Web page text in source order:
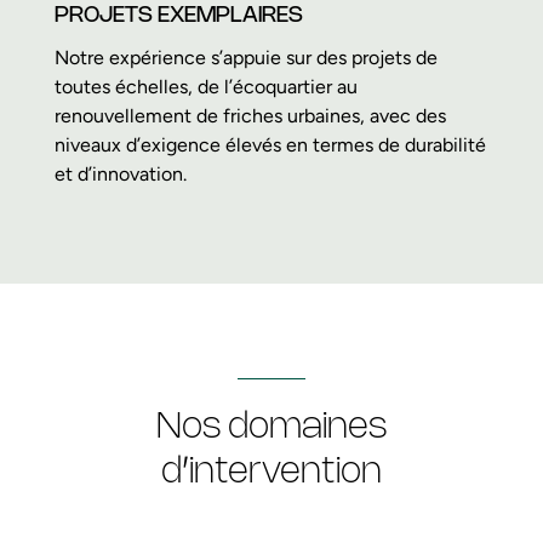
PROJETS EXEMPLAIRES
Notre expérience s’appuie sur des projets de
toutes échelles, de l’écoquartier au
renouvellement de friches urbaines, avec des
niveaux d’exigence élevés en termes de durabilité
et d’innovation.
Nos domaines
d’intervention